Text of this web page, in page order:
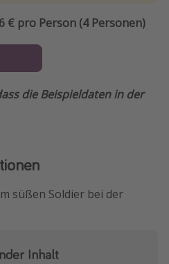
€ pro Person (4 Personen)
die Beispieldaten in der
süßen Soldier bei der
Inhalt